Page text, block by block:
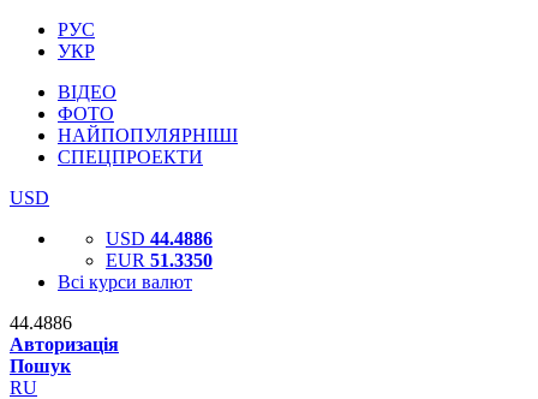
РУС
УКР
ВІДЕО
ФОТО
НАЙПОПУЛЯРНІШІ
СПЕЦПРОЕКТИ
USD
USD 44.4886
EUR 51.3350
Всі курси валют
44.4886
Авторизація
Пошук
RU